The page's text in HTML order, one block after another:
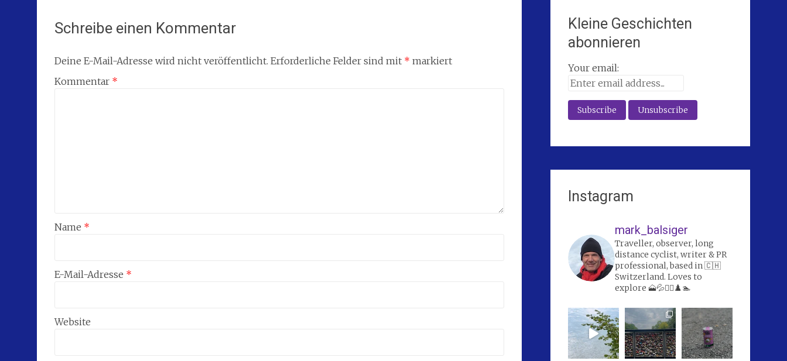
Schreibe einen Kommentar
Deine E-Mail-Adresse wird nicht veröffentlicht. Erforderliche Felder sind mit * markiert
Kommentar *
Name *
E-Mail-Adresse *
Website
Kleine Geschichten
abonnieren
Your email:
Instagram
mark_balsiger
Traveller, observer, long
distance cyclist, writer & PR
professional, based in 🇨🇭
Switzerland. Loves to
explore 🗻💦🚴‍♀️♟️🏊